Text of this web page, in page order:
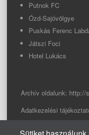
Putnok FC
Ózd-Sajóvölgye
Puskás Ferenc
Játszi Foci
Hotel Lukács
Archív oldalunk: http://
Adatkezelési